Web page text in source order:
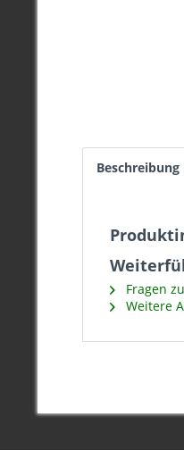
Beschreibung
Fragen
Weitere